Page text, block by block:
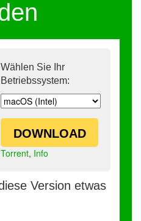
Wählen Sie Ihr
Betriebssystem:
DOWNLOAD
Torrent, Info
Version etwas